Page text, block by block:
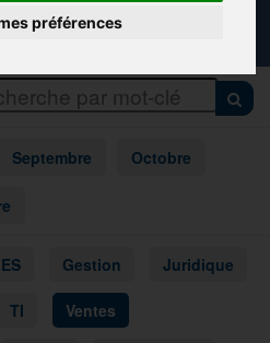
préférences
FORMATIONS
Septembre Octobre
Gestion Juridique
TI Ventes